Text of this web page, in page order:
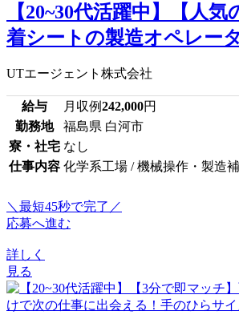
【20~30代活躍中】【人
着シートの製造オペレー
UTエージェント株式会社
給与 月収例242,000円
勤務地
福島県 白河市
寮・社宅 なし
仕事内容 化学系工場 / 機械操作・製造
＼最短45秒で完了／
応募へ進む
詳しく
見る